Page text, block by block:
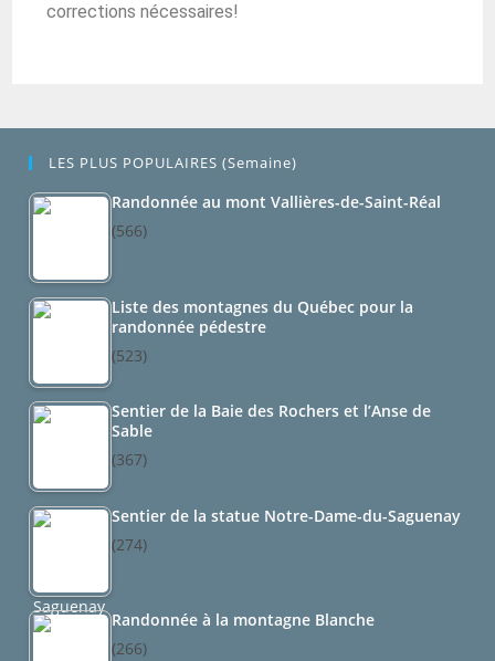
corrections nécessaires!
LES PLUS POPULAIRES (semaine)
Randonnée au mont Vallières-de-Saint-Réal
(566)
Liste des montagnes du Québec pour la
randonnée pédestre
(523)
Sentier de la Baie des Rochers et l’Anse de
Sable
(367)
Sentier de la statue Notre-Dame-du-Saguenay
(274)
Randonnée à la montagne Blanche
(266)